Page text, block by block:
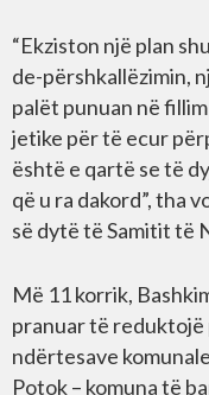
“Ekziston një plan
de-përshkallëzimin,
palët punuan në
jetike për të ecur
është e qartë se të
që u ra dakord”, tha
së dytë të Samitit të
Më 11 korrik,
pranuar të reduktojë
ndërtesave
Potok – komuna të